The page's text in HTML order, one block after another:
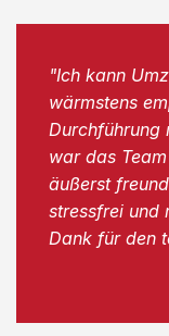
"Ich kann
wärmstens
Durchführung
war das
äußerst
stressfrei und
Dank für den